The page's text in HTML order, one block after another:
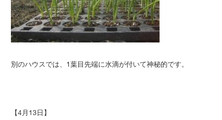
別のハウスでは、1葉目先端に水滴が付いて神秘的です。
【4月13日】